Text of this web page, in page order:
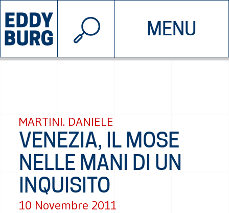
MENU
INIZIATIVE CHI SIAMO
© 2026 EDDYBURG
MARTINI. DANIELE
VENEZIA, IL MOSE
NELLE MANI DI UN
INQUISITO
10 Novembre 2011